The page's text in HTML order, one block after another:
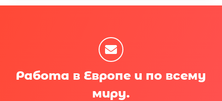
Работа в Европе и по всему
миру.